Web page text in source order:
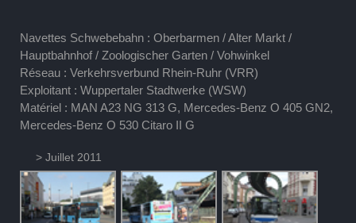
Navettes Schwebebahn : Oberbarmen / Alter Markt /
Hauptbahnhof / Zoologischer Garten / Vohwinkel
Réseau : Verkehrsverbund Rhein-Ruhr (VRR)
Exploitant : Wuppertaler Stadtwerke (WSW)
Matériel : MAN A23 NG 313 G, Mercedes-Benz O 405 GN2,
Mercedes-Benz O 530 Citaro II G
> Juillet 2011